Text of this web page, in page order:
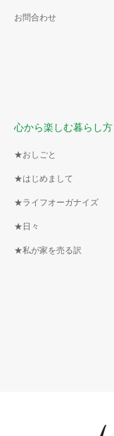
お問合わせ
心から楽しむ暮らし方
★おしごと
★はじめまして
★ライフオーガナイズ
★日々
★私が家を売る訳